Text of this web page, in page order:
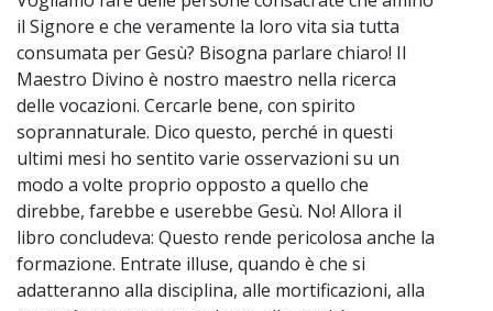
il Signore e che veramente la loro vita sia tutta
consumata per Gesù? Bisogna parlare chiaro! Il
Maestro Divino è nostro maestro nella ricerca
delle vocazioni. Cercarle bene, con spirito
soprannaturale. Dico questo, perché in questi
ultimi mesi ho sentito varie osservazioni su un
modo a volte proprio opposto a quello che
direbbe, farebbe e userebbe Gesù. No! Allora il
libro concludeva: Questo rende pericolosa anche la
formazione. Entrate illuse, quando è che si
adatteranno alla disciplina, alle mortificazioni, alla